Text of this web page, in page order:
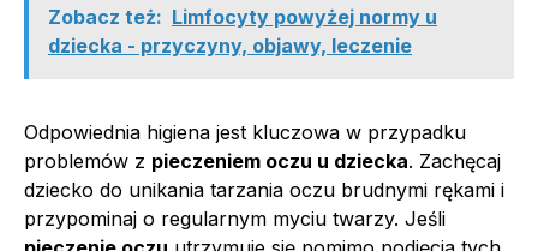
Zobacz też: Limfocyty powyżej normy u
dziecka - przyczyny, objawy, leczenie
Odpowiednia higiena jest kluczowa w przypadku
problemów z pieczeniem oczu u dziecka. Zachęcaj
dziecko do unikania tarzania oczu brudnymi rękami i
przypominaj o regularnym myciu twarzy. Jeśli